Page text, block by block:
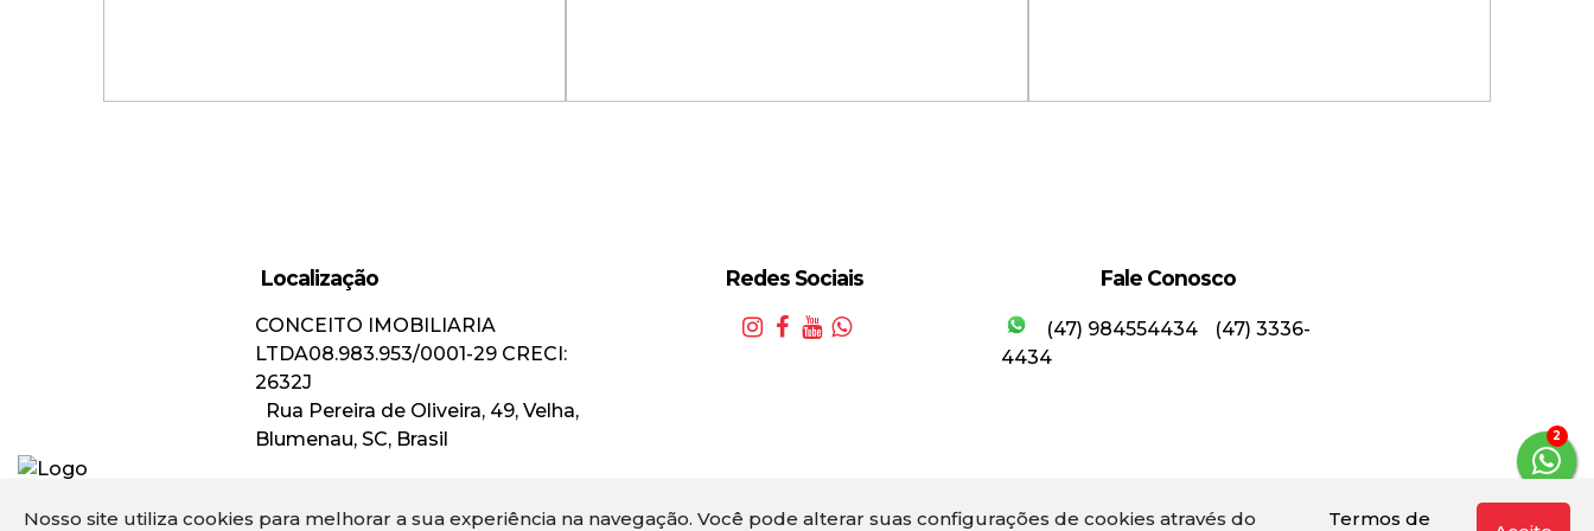
3
Nosso site utiliza cookies para melhorar a sua experiência na navegação. Você pode alterar suas configurações de cookies através do Termos de
Casa com 3 Suítes e 2 Vagas
Pronta para Morar no Golden
R$2.790.000,00
Valor de Venda
Casa Semimobiliada com 4
Dormitórios e 7 Vagas na
Casa Alto Padrão em Condomínio
Localização
CONCEITO IMOBILIARIA
LTDA08.983.953/0001-29 CRECI:
2632J
Rua Pereira de Oliveira, 49, Velha,
Blumenau, SC, Brasil
Redes Sociais Fale Conosco
(47) 984554434
(47) 3336-
4434